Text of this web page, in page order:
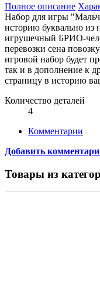
Полное описание
Набор для игры
историю буквально из
игрушечный БРИО-
перевозки сена
игровой набор будет
так и в дополнение к
страницу в историю
Количество деталей
4
Комментарии
Добавить
Товары из